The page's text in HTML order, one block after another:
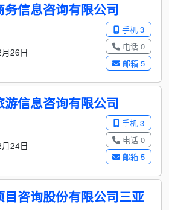
信息咨询有限公司
手机 3
电话 0
邮箱 5
26日
信息咨询有限公司
手机 3
电话 0
邮箱 5
24日
咨询股份有限公司三亚